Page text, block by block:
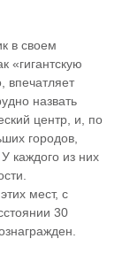
в своем
«гигантскую
впечатляет
назвать
центр, и, по
городов,
каждого из них
мест, с
30